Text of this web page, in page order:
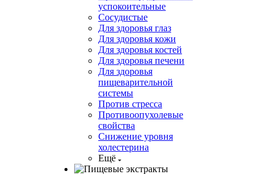
успокоительные
Сосудистые
Для здоровья глаз
Для здоровья кожи
Для здоровья костей
Для здоровья печени
Для здоровья
пищеварительной
системы
Против стресса
Противоопухолевые
свойства
Снижение уровня
холестерина
Ещё